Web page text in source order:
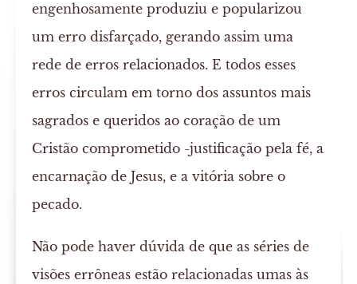
engenhosamente produziu e popularizou
um erro disfarçado, gerando assim uma
rede de erros relacionados. E todos esses
erros circulam em torno dos assuntos mais
sagrados e queridos ao coração de um
Cristão comprometido -justificação pela fé, a
encarnação de Jesus, e a vitória sobre o
pecado.
Não pode haver dúvida de que as séries de
visões errôneas estão relacionadas umas às